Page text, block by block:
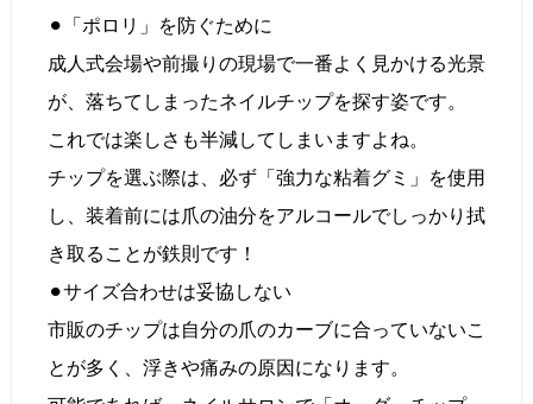
⚫︎「ポロリ」を防ぐために
成人式会場や前撮りの現場で一番よく見かける光景
が、落ちてしまったネイルチップを探す姿です。
これでは楽しさも半減してしまいますよね。
チップを選ぶ際は、必ず「強力な粘着グミ」を使用
し、装着前には爪の油分をアルコールでしっかり拭
き取ることが鉄則です！
⚫︎サイズ合わせは妥協しない
市販のチップは自分の爪のカーブに合っていないこ
とが多く、浮きや痛みの原因になります。